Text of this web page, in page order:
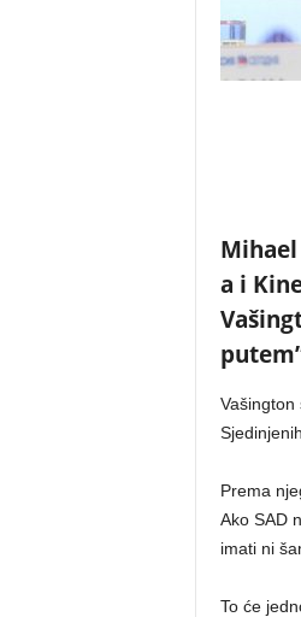
a i
Vašington
Prema
Ako SAD
imati ni
To će